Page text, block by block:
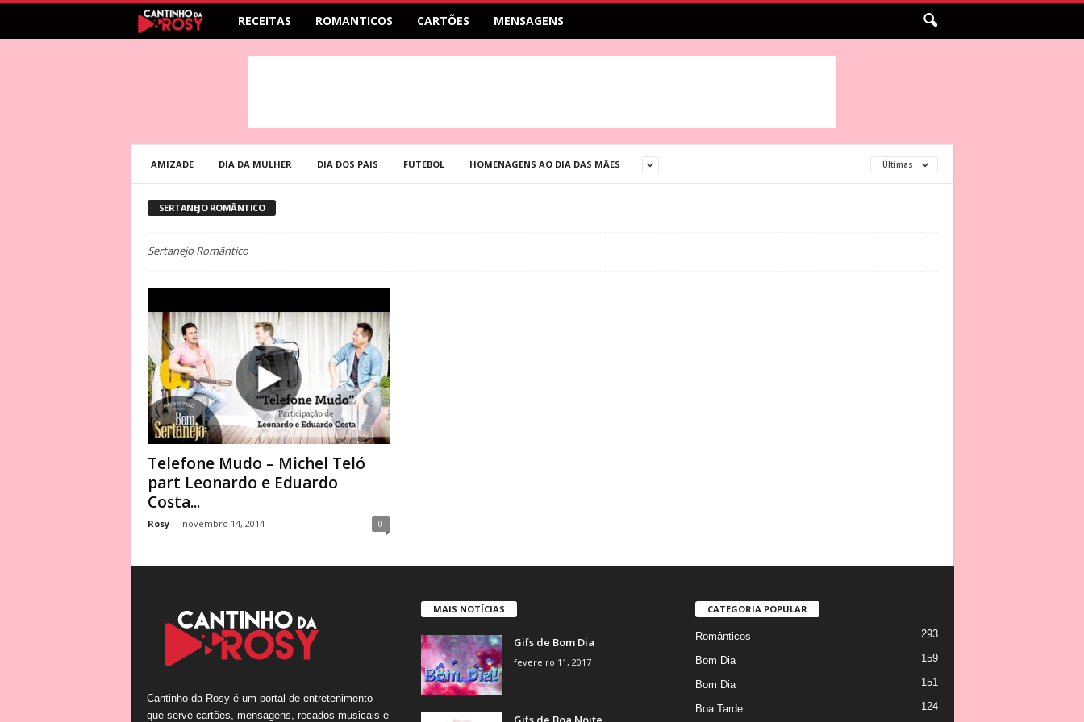
RECEITAS ROMANTICOS CARTÕES MENSAGENS
AMIZADE DIA DA MULHER DIA DOS PAIS FUTEBOL HOMENAGENS AO DIA DAS MÃES Últimas
SERTANEJO ROMÂNTICO
Sertanejo Romântico
Telefone Mudo – Michel Teló
part Leonardo e Eduardo
Costa...
Rosy - novembro 14, 2014 0
Cantinho da Rosy é um portal de entretenimento
que serve cartões, mensagens, recados musicais e
MAIS NOTÍCIAS
Gifs de Bom Dia
fevereiro 11, 2017
CATEGORIA POPULAR
Românticos 293
Bom Dia 159
Bom Dia 151
Boa Tarde 124